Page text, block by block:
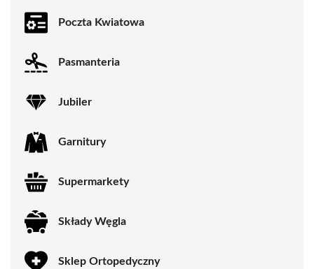
Poczta Kwiatowa
Pasmanteria
Jubiler
Garnitury
Supermarkety
Składy Węgla
Sklep Ortopedyczny